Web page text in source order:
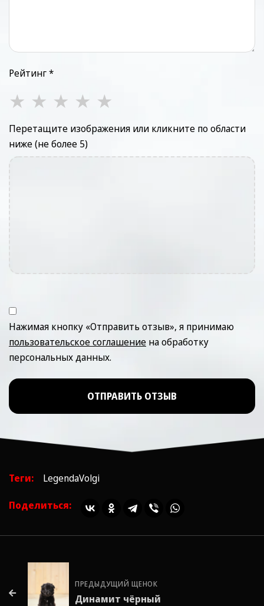
Рейтинг *
★
★
★
★
★
Перетащите изображения или кликните по области
ниже (не более 5)
Нажимая кнопку «Отправить отзыв», я принимаю
пользовательское соглашение на обработку
персональных данных.
ОТПРАВИТЬ ОТЗЫВ
Теги: LegendaVolgi
Поделиться:
ПРЕДЫДУЩИЙ ЩЕНОК
Динамит чёрный